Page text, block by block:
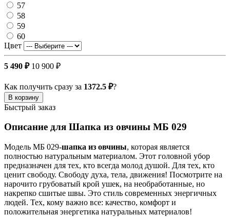
57
58
59
60
Цвет
5 490 ₽ 10 900 ₽
Как получить сразу за 1372.5 ₽?
В корзину
Быстрый заказ
Описание для Шапка из овчины МБ 029
Модель МБ 029-шапка из овчины, которая является
полностью натуральным материалом. Этот головной убор
предназначен для тех, кто всегда молод душой. Для тех, кто
ценит свободу. Свободу духа, тела, движения! Посмотрите на
нарочито грубоватый крой ушек, на необработанные, но
накрепко сшитые швы. Это стиль современных энергичных
людей. Тех, кому важно все: качество, комфорт и
положительная энергетика натуральных материалов!